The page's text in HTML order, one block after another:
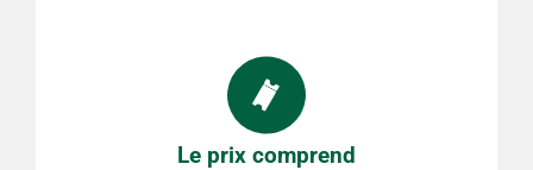
Le prix comprend